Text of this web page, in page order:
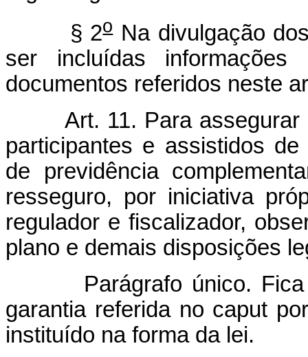
§ 2oNa divulgação
ser incluídas
documentos referidos neste
Art. 11. Para
participantes e assistidos
de previdência
resseguro, por iniciativa
regulador e fiscalizador,
plano e demais disposições
Parágrafo único. Fica
garantia referida no caput
instituído na forma da lei.